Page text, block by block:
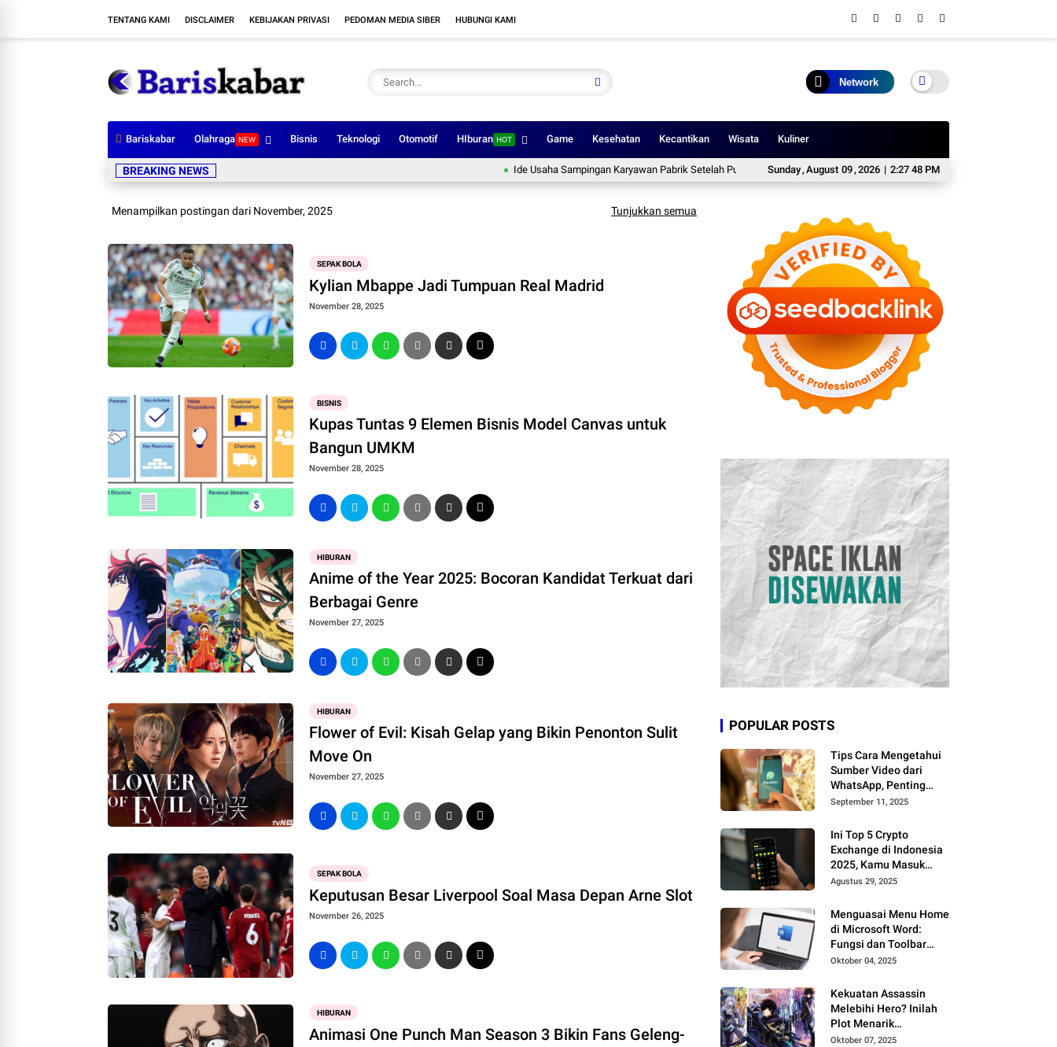
TENTANG KAMI DISCLAIMER KEBIJAKAN PRIVASI PEDOMAN MEDIA SIBER HUBUNGI KAMI
Network
Bariskabar Olahraga NEW Bisnis Teknologi Otomotif HIburan HOT Game Kesehatan Kecantikan Wisata Kuliner
Sunday,August 09,2026 | 2:27 49 PM
BREAKING NEWS Ide Usaha Sampingan Karyawan Pabrik Setelah Pulang Kerja Tanda, Waktu, dan Amalan Malam Lailatul Qadar 2026
Menampilkan postingan dari November, 2025 Tunjukkan semua
SEPAK BOLA
Kylian Mbappe Jadi Tumpuan Real Madrid
November 28, 2025
BISNIS
Kupas Tuntas 9 Elemen Bisnis Model Canvas untuk
Bangun UMKM
November 28, 2025
HIBURAN
Anime of the Year 2025: Bocoran Kandidat Terkuat dari
Berbagai Genre
November 27, 2025
HIBURAN
Flower of Evil: Kisah Gelap yang Bikin Penonton Sulit
Move On
November 27, 2025
SEPAK BOLA
Keputusan Besar Liverpool Soal Masa Depan Arne Slot
November 26, 2025
HIBURAN
Animasi One Punch Man Season 3 Bikin Fans Geleng-
POPULAR POSTS
Tips Cara Mengetahui
Sumber Video dari
WhatsApp, Penting
Kamu Tahu!
September 11, 2025
Ini Top 5 Crypto
Exchange di Indonesia
2025, Kamu Masuk
yang Mana?
Agustus 29, 2025
Menguasai Menu Home
di Microsoft Word:
Fungsi dan Toolbar
Penting
Oktober 04, 2025
Kekuatan Assassin
Melebihi Hero? Inilah
Plot Menarik
Ansatsusha de aru Ore
Oktober 07, 2025